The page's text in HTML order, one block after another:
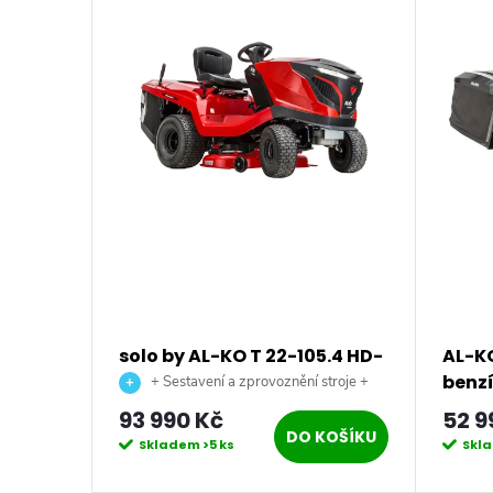
solo by AL-KO T 22-105.4 HD-
A V2 Premium benzínový
zahradní traktor
+ Sestavení a zprovoznění stroje +
doprava až na vaši zahradu.
93 990 Kč
Skladem>5 ks DO KOŠÍKU
AL-
52